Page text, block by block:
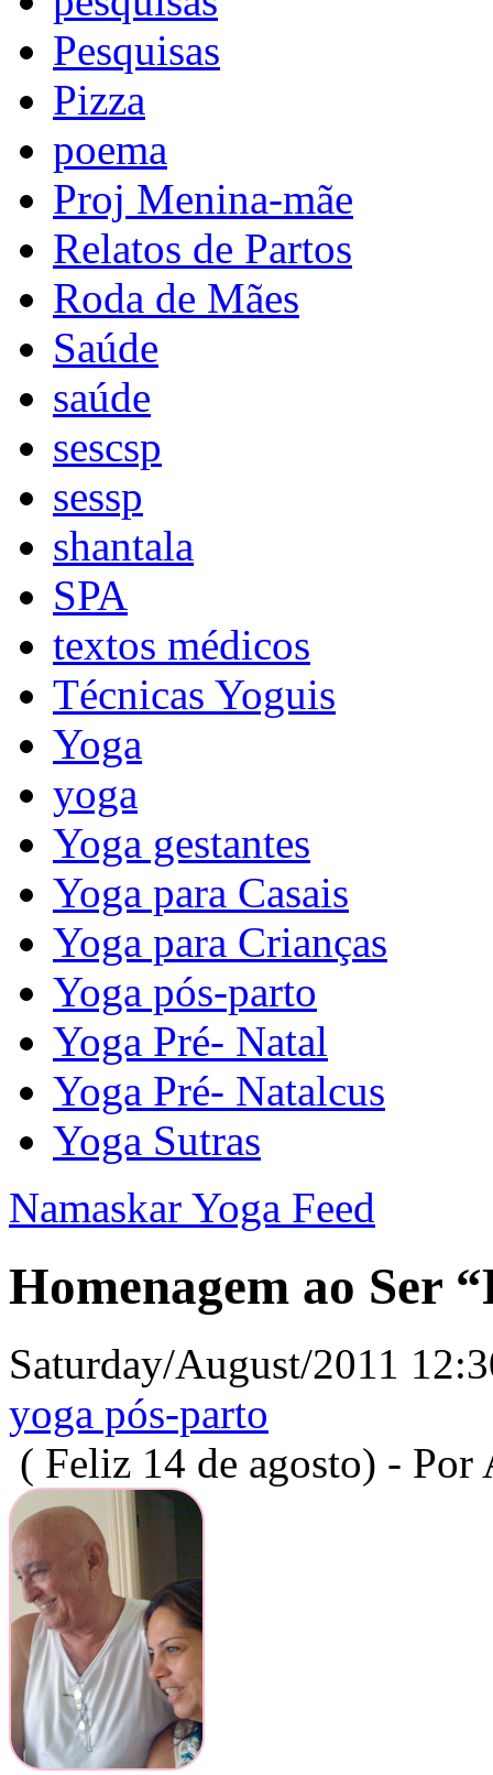
Pesquisas
Pizza
poema
Proj Menina-mãe
Relatos de Partos
Roda de Mães
Saúde
saúde
sescsp
sessp
shantala
SPA
textos médicos
Técnicas Yoguis
Yoga
yoga
Yoga gestantes
Yoga para Casais
Yoga para Crianças
Yoga pós-parto
Yoga Pré- Natal
Yoga Pré- Natalcus
Yoga Sutras
Namaskar Yoga Feed
Homenagem ao Ser
Saturday/August/2011
yoga pós-parto
( Feliz 14 de agosto) -